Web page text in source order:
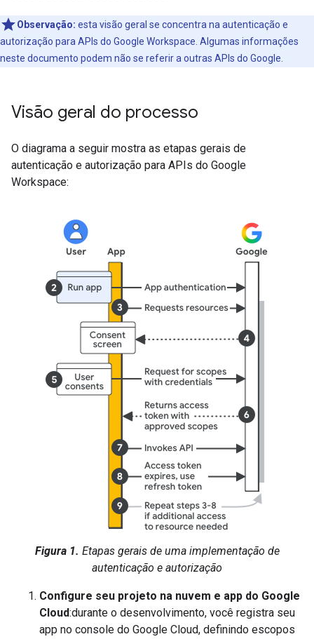
Observação: esta visão geral se concentra na autenticação e
autorização para APIs do Google Workspace. Algumas informações
neste documento podem não se referir a outras APIs do Google.
Visão geral do processo
O diagrama a seguir mostra as etapas gerais de
autenticação e autorização para APIs do Google
Workspace:
Figura 1. Etapas gerais de uma implementação de
autenticação e autorização
Configure seu projeto na nuvem e app do Google
Cloud:durante o desenvolvimento, você registra seu
app no console do Google Cloud, definindo escopos